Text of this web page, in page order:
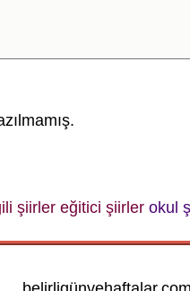
şiirler eğitici şiirler okul